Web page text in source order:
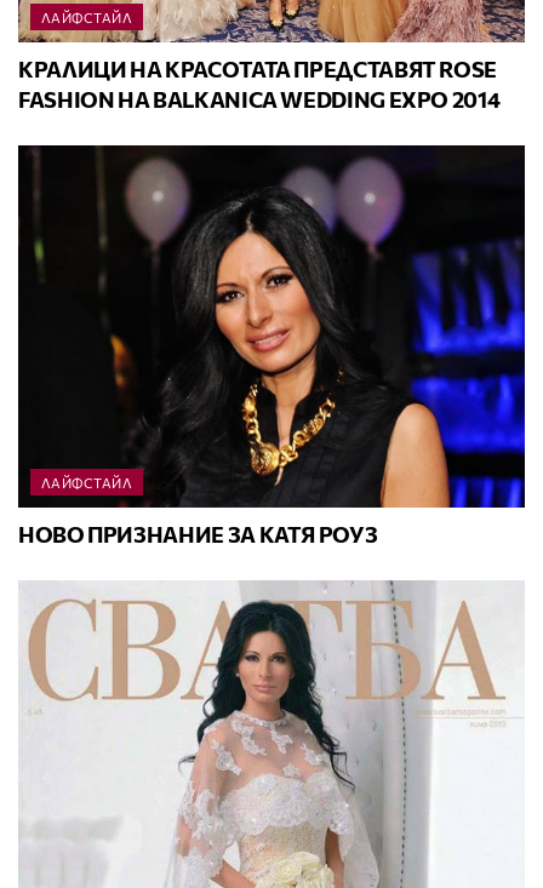
ЛАЙФСТАЙЛ
КРАЛИЦИ НА КРАСОТАТА ПРЕДСТАВЯТ ROSE
FASHION НА BALKANICA WEDDING EXPO 2014
ЛАЙФСТАЙЛ
НОВО ПРИЗНАНИЕ ЗА КАТЯ РОУЗ